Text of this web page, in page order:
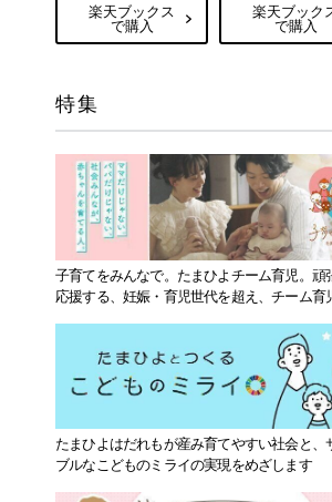
楽天ブックス
で購入
楽天ブック
で購入
特集
子育てをみんなで。たまひよチーム育児。頑
応援する、妊娠・育児世代を超え、チーム育
たまひよはだれもが産み育てやすい社会と、
ブルなこどものミライの実現をめざします